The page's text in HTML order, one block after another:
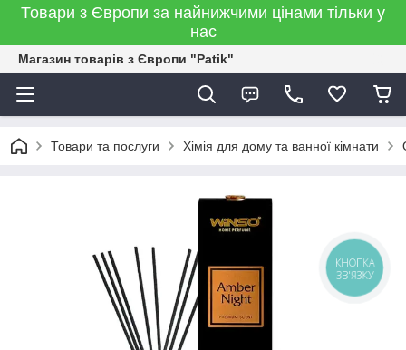
Товари з Європи за найнижчими цінами тільки у
нас
Магазин товарів з Європи "Patik"
Товари та послуги Хімія для дому та ванної кімнати
КНОПКА
ЗВ'ЯЗКУ